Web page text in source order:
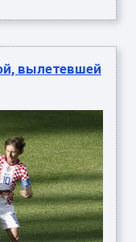
вылетевшей